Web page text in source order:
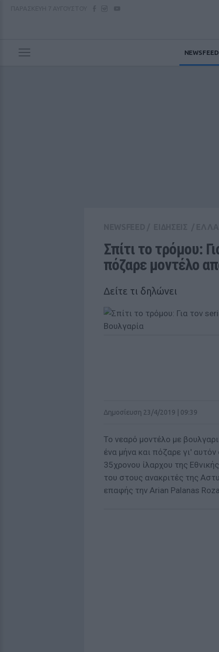
NEWSFEED
Σπίτι το τρόμου:
πόζαρε μοντέλο
Δείτε τι δηλώνει
Δημοσίευση 23/4/2019 | 09:39
Το νεαρό μοντέλο με
ένα μήνα και πόζαρε γι'
35χρονου ίλαρχου της
του στους ανακριτές της
επαφής την Arian Palanas